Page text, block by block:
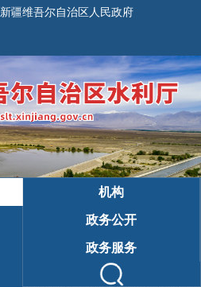
新疆维吾尔自治区人民政府
机构
政务公开
政务服务